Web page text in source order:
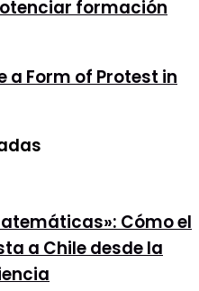
formación
a Form of Protest in
Cómo el
a Chile desde la